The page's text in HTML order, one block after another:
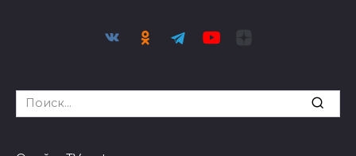
Search
for: